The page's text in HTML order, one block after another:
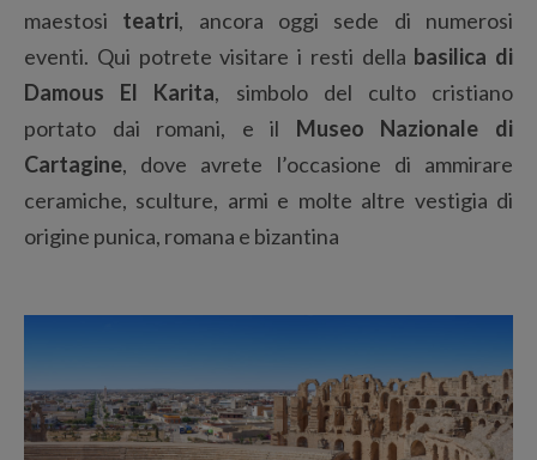
maestosi teatri, ancora oggi sede di numerosi
eventi. Qui potrete visitare i resti della basilica di
Damous El Karita, simbolo del culto cristiano
portato dai romani, e il Museo Nazionale di
Cartagine, dove avrete l’occasione di ammirare
ceramiche, sculture, armi e molte altre vestigia di
origine punica, romana e bizantina